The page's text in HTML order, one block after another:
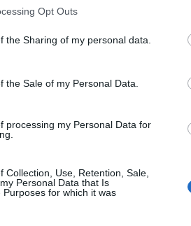
Opt Outs
the Sharing of my personal data.
the Sale of my Personal Data.
processing my Personal Data for
Collection, Use, Retention, Sale,
Personal Data that Is
Purposes for which it was